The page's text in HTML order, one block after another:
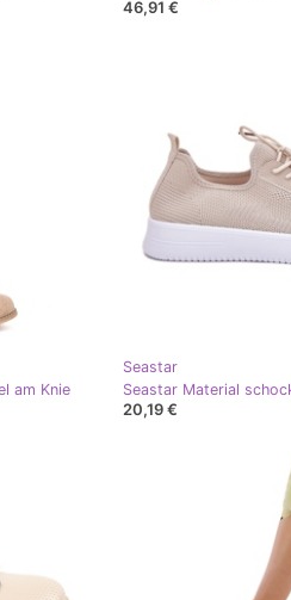
46,91 €
am Knie
Seastar
20,19 €